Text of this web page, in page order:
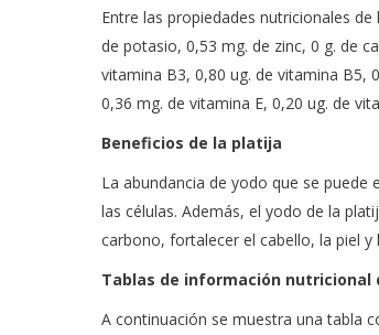
Entre las propiedades nutricionales
de potasio, 0,53 mg. de zinc, 0 g. de
vitamina B3, 0,80 ug. de vitamina B5,
0,36 mg. de vitamina E, 0,20 ug. de
Beneficios de la platija
La abundancia de yodo que se
las células. Además, el yodo de la
carbono, fortalecer el cabello, la piel y
Tablas de información nutricional
A continuación se muestra una tabla